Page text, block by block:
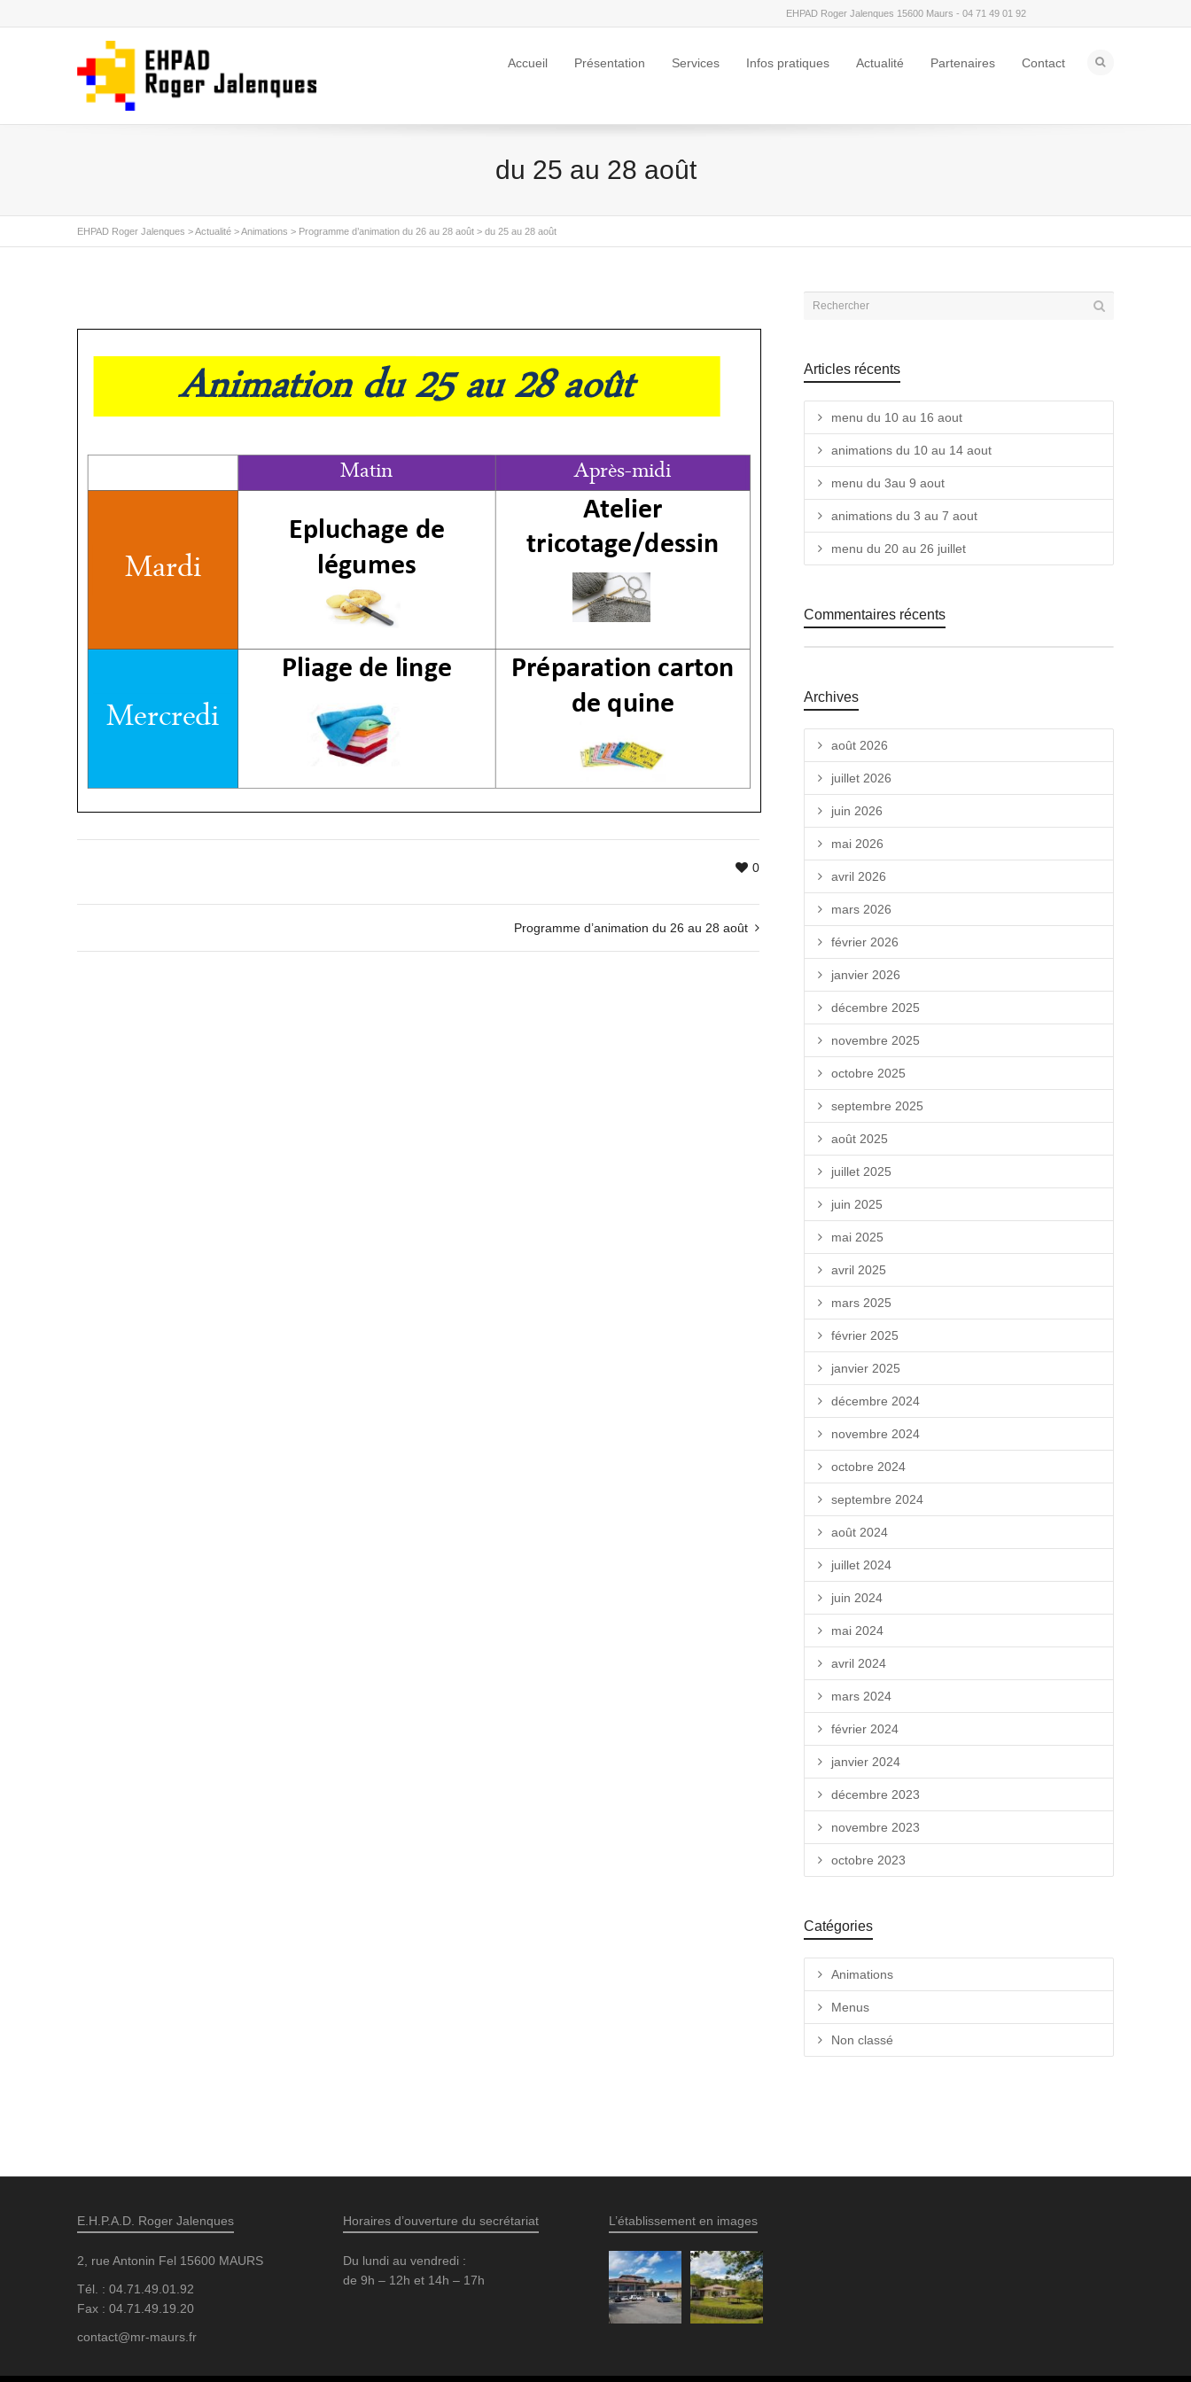
EHPAD Roger Jalenques 15600 Maurs - 04 71 49 01 92
Accueil Présentation Services Infos pratiques Actualité Partenaires Contact
du 25 au 28 août
EHPAD Roger Jalenques >Actualité >Animations > Programme d’animation du 26 au 28 août > du 25 au 28 août
0
Programme d’animation du 26 au 28 août
Articles récents
menu du 10 au 16 aout
animations du 10 au 14 aout
menu du 3au 9 aout
animations du 3 au 7 aout
menu du 20 au 26 juillet
Commentaires récents
Archives
août 2026
juillet 2026
juin 2026
mai 2026
avril 2026
mars 2026
février 2026
janvier 2026
décembre 2025
novembre 2025
octobre 2025
septembre 2025
août 2025
juillet 2025
juin 2025
mai 2025
avril 2025
mars 2025
février 2025
janvier 2025
décembre 2024
novembre 2024
octobre 2024
septembre 2024
août 2024
juillet 2024
juin 2024
mai 2024
avril 2024
mars 2024
février 2024
janvier 2024
décembre 2023
novembre 2023
octobre 2023
Catégories
Animations
Menus
Non classé
E.H.P.A.D. Roger Jalenques
2, rue Antonin Fel 15600 MAURS
Tél. : 04.71.49.01.92
Fax : 04.71.49.19.20
contact@mr-maurs.fr
Horaires d’ouverture du secrétariat
Du lundi au vendredi :
de 9h – 12h et 14h – 17h
L’établissement en images